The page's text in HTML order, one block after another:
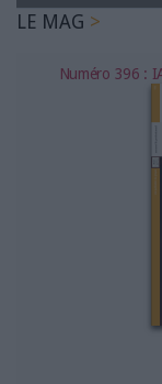
LES LIVRES BLANCS
NOS OFFRES
LE MAG
Numéro 396 :